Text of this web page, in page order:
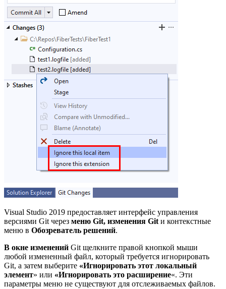
Visual Studio 2019 предоставляет интерфейс управления
версиями Git через меню Git, изменения Git и контекстные
меню в Обозреватель решений.
В окне изменений Git щелкните правой кнопкой мыши
любой измененный файл, который требуется игнорировать
Git, а затем выберите «Игнорировать этот локальный
элемент» или «Игнорировать это расширение«. Эти
параметры меню не существуют для отслеживаемых файлов.